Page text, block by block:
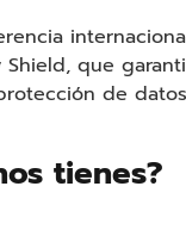
Shield, que
de
tienes?